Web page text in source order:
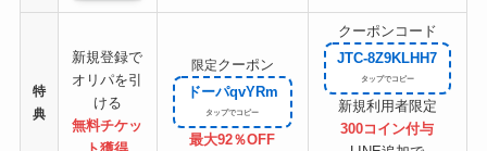
特
典
新規登録で
オリパを引
ける
無料チケッ
限定クーポン
ドーパqvYRm
最大92％OFF
クーポンコード
JTC-8Z9KLHH7
新規利用者限定
300コイン付与